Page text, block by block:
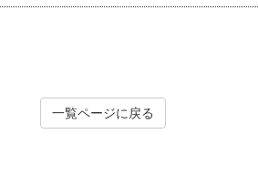
一覧ページに戻る